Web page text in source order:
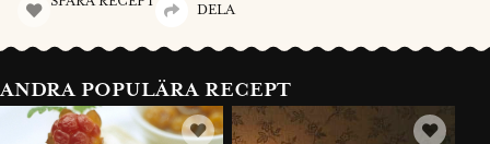
DELA
ANDRA POPULÄRA RECEPT